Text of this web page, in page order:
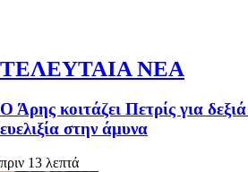
ΤΕΛΕΥΤΑΙΑ ΝΕΑ
Ο Άρης κοιτάζει Πετρίς για
ευελιξία στην άμυνα
πριν 13 λεπτά